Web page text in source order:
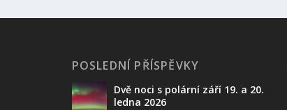
POSLEDNÍ PŘÍSPĚVKY
Dvě noci s polární září 19. a 20.
ledna 2026